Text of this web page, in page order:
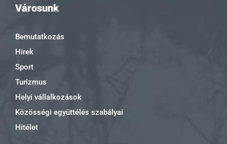
Városunk
Bemutatkozás
Hírek
Sport
Turizmus
Helyi vállalkozások
Közösségi együttélés szabályai
Hitélet